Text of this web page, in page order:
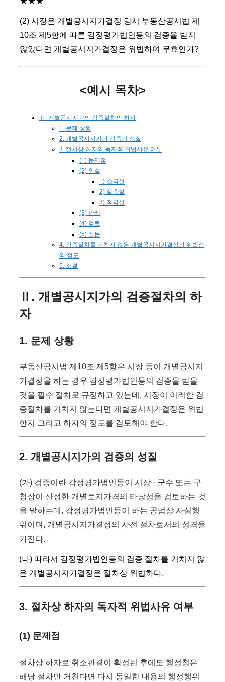
(2) 시장은 개별공시지가결정 당시 부동산공시법 제
10조 제5항에 따른 감정평가법인등의 검증을 받지
않았다면 개별공시지가결정은 위법하여 무효인가?
<예시 목차>
Ⅱ. 개별공시지가의 검증절차의 하자
1. 문제 상황
2. 개별공시지가의 검증의 성질
3. 절차상 하자의 독자적 위법사유 여부
(1) 문제점
(2) 학설
1) 소극설
2) 절충설
3) 적극설
(3) 판례
(4) 검토
(5) 설문
4. 검증절차를 거치지 않은 개별공시지가결정의 위법성
의 정도
5. 소결
Ⅱ. 개별공시지가의 검증절차의 하
자
1. 문제 상황
부동산공시법 제10조 제5항은 시장 등이 개별공시지
가결정을 하는 경우 감정평가법인등의 검증을 받을
것을 필수 절차로 규정하고 있는데, 시장이 이러한 검
증절차를 거치지 않는다면 개별공시지가결정은 위법
한지 그리고 하자의 정도를 검토해야 한다.
2. 개별공시지가의 검증의 성질
(가) 검증이란 감정평가법인등이 시장 · 군수 또는 구
청장이 산정한 개별토지가격의 타당성을 검토하는 것
을 말하는데, 감정평가법인등이 하는 공법상 사실행
위이며, 개별공시지가결정의 사전 절차로서의 성격을
가진다.
(나) 따라서 감정평가법인등의 검증 절차를 거치지 않
은 개별공시지가결정은 절차상 위법하다.
3. 절차상 하자의 독자적 위법사유 여부
(1) 문제점
절차상 하자로 취소판결이 확정된 후에도 행정청은
해당 절차만 거친다면 다시 동일한 내용의 행정행위